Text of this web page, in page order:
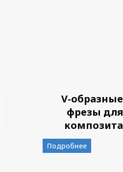
V-образные
фрезы для
композита
Подробнее